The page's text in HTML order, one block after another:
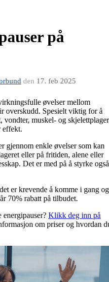
på
den 17. feb 2025
øvelser mellom
overskudd. Spesielt viktig for å
muskel- og
effekt.
gjennom enkle øvelser som kan
eller på fritiden, alene eller
Det er med på å styrke også
er krevende å komme i gang og
70% rabatt på tilbudet.
energipauser? Klikk deg inn på
om priser og hvordan